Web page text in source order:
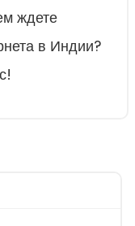
ждете
в Индии?